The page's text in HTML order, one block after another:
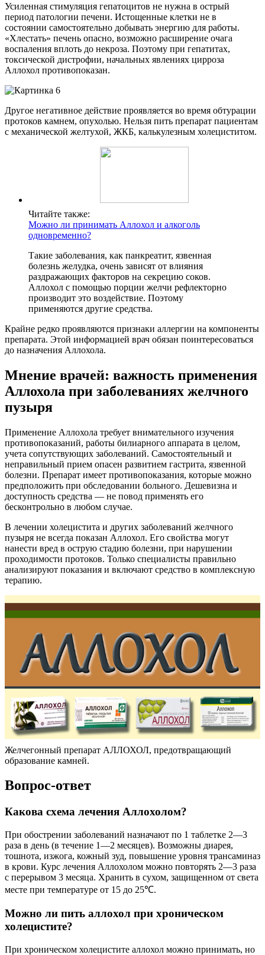
Усиленная стимуляция гепатоцитов не нужна в острый
период патологии печени. Истощенные клетки не в
состоянии самостоятельно добывать энергию для работы.
«Хлестать» печень опасно, возможно расширение очага
воспаления вплоть до некроза. Поэтому при гепатитах,
токсической дистрофии, начальных явлениях цирроза
Аллохол противопоказан.
Другое негативное действие проявляется во время обтурации
протоков камнем, опухолью. Нельзя пить препарат пациентам
с механической желтухой, ЖКБ, калькулезным холециститом.
Читайте также:
Можно ли принимать Аллохол и алкоголь
одновременно?
Такие заболевания, как панкреатит, язвенная
болезнь желудка, очень зависят от влияния
раздражающих факторов на секрецию соков.
Аллохол с помощью порции желчи рефлекторно
производит это воздействие. Поэтому
применяются другие средства.
Крайне редко проявляются признаки аллергии на компоненты
препарата. Этой информацией врач обязан поинтересоваться
до назначения Аллохола.
Мнение врачей: важность применения
Аллохола при заболеваниях желчного
пузыря
Применение Аллохола требует внимательного изучения
противопоказаний, работы билиарного аппарата в целом,
учета сопутствующих заболеваний. Самостоятельный и
неправильный прием опасен развитием гастрита, язвенной
болезни. Препарат имеет противопоказания, которые можно
предположить при обследовании больного. Дешевизна и
доступность средства — не повод применять его
бесконтрольно в любом случае.
В лечении холецистита и других заболеваний желчного
пузыря не всегда показан Аллохол. Его свойства могут
нанести вред в острую стадию болезни, при нарушении
проходимости протоков. Только специалисты правильно
анализируют показания и включают средство в комплексную
терапию.
Желчегонный препарат АЛЛОХОЛ, предотвращающий
образование камней.
Вопрос-ответ
Какова схема лечения Аллохолом?
При обострении заболеваний назначают по 1 таблетке 2—3
раза в день (в течение 1—2 месяцев). Возможны диарея,
тошнота, изжога, кожный зуд, повышение уровня трансаминаз
в крови. Курс лечения Аллохолом можно повторять 2—3 раза
с перерывом 3 месяца. Хранить в сухом, защищенном от света
месте при температуре от 15 до 25℃.
Можно ли пить аллохол при хроническом
холецистите?
При хроническом холецистите аллохол можно принимать, но